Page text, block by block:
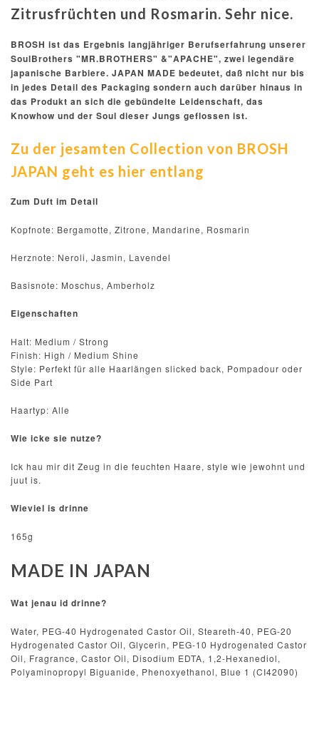
Zitrusfrüchten und Rosmarin. Sehr nice.
BROSH ist das Ergebnis langjähriger Berufserfahrung unserer
SoulBrothers "MR.BROTHERS" &"APACHE", zwei legendäre
japanische Barbiere. JAPAN MADE bedeutet, daß nicht nur bis
in jedes Detail des Packaging sondern auch darüber hinaus in
das Produkt an sich die gebündelte Leidenschaft, das
Knowhow und der Soul dieser Jungs geflossen ist.
Zu der jesamten Collection von BROSH
JAPAN geht es hier entlang
Zum Duft im Detail
Kopfnote: Bergamotte, Zitrone, Mandarine, Rosmarin
Herznote: Neroli, Jasmin, Lavendel
Basisnote: Moschus, Amberholz
Eigenschaften
Halt: Medium / Strong
Finish: High / Medium Shine
Style: Perfekt für alle Haarlängen slicked back, Pompadour oder
Side Part
Haartyp: Alle
Wie icke sie nutze?
Ick hau mir dit Zeug in die feuchten Haare, style wie jewohnt und
juut is.
Wieviel is drinne
165g
MADE IN JAPAN
Wat jenau id drinne?
Water, PEG-40 Hydrogenated Castor Oil, Steareth-40, PEG-20
Hydrogenated Castor Oil, Glycerin, PEG-10 Hydrogenated Castor
Oil, Fragrance, Castor Oil, Disodium EDTA, 1,2-Hexanediol,
Polyaminopropyl Biguanide, Phenoxyethanol, Blue 1 (CI42090)